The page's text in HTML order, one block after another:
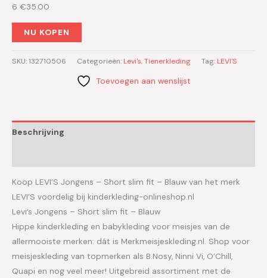
6 €35.00
NU KOPEN
SKU:132710506 Categorieën: Levi's,Tienerkleding Tag: LEVI'S
Toevoegen aan wenslijst
Beschrijving
Koop LEVI’S Jongens – Short slim fit – Blauw van het merk
LEVI’S voordelig bij kinderkleding-onlineshop.nl
Levi’s Jongens – Short slim fit – Blauw
Hippe kinderkleding en babykleding voor meisjes van de
allermooiste merken: dát is Merkmeisjeskleding.nl. Shop voor
meisjeskleding van topmerken als B.Nosy, Ninni Vi, O’Chill,
Quapi en nog veel meer! Uitgebreid assortiment met de